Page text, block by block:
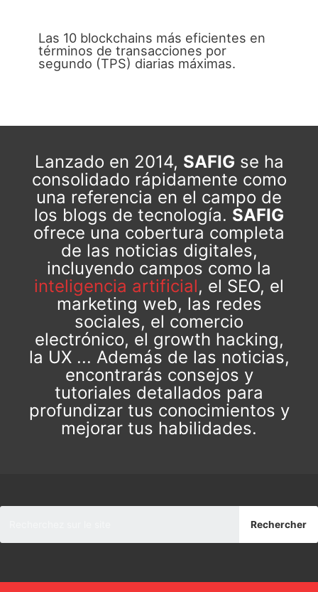
Las 10 blockchains más eficientes en
términos de transacciones por
segundo (TPS) diarias máximas.
Lanzado en 2014, SAFIG se ha
consolidado rápidamente como
una referencia en el campo de
los blogs de tecnología. SAFIG
ofrece una cobertura completa
de las noticias digitales,
incluyendo campos como la
inteligencia artificial, el SEO, el
marketing web, las redes
sociales, el comercio
electrónico, el growth hacking,
la UX ... Además de las noticias,
encontrarás consejos y
tutoriales detallados para
profundizar tus conocimientos y
mejorar tus habilidades.
Rechercher